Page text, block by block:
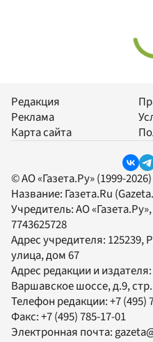
Редакция
Реклама
Карта сайта
© АО «Газета.Ру» (1999-
Название: Газета.Ru
Учредитель:АО «Газета.Ру»
7743625728
Адрес учредителя: 125239,
улица, дом 67
Адрес редакции и издателя:
Варшавское шоссе, д.9,
Телефон редакции:+7 (495)
Факс:+7 (495) 785-17-01
Электронная почта: